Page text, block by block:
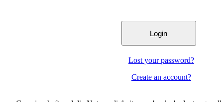
Lost your password?
Create an account?